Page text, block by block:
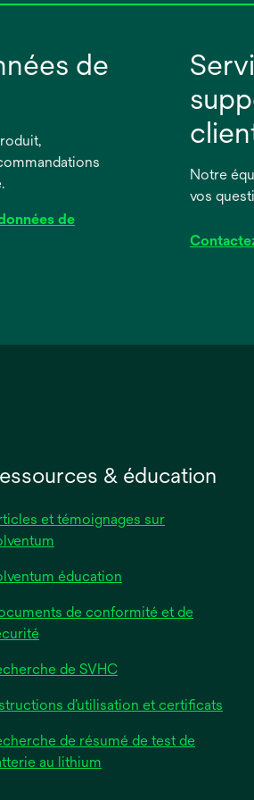
de
de
Notre
vos
& éducation
et témoignages sur
éducation
de conformité et de
de SVHC
d’utilisation et certificats
de résumé de test de
au lithium